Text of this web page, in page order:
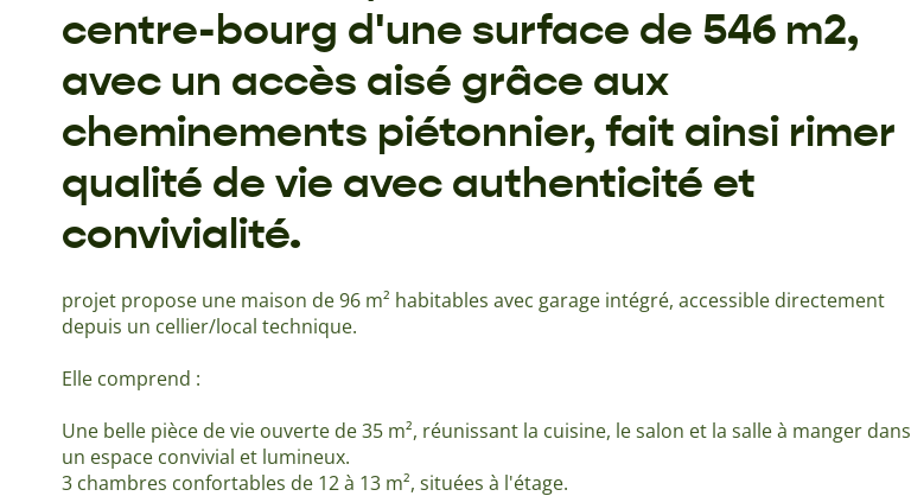
centre-bourg d'une surface de 546 m2,
avec un accès aisé grâce aux
cheminements piétonnier, fait ainsi rimer
qualité de vie avec authenticité et
convivialité.
projet propose une maison de 96 m² habitables avec garage intégré, accessible directement
depuis un cellier/local technique.
Elle comprend :
Une belle pièce de vie ouverte de 35 m², réunissant la cuisine, le salon et la salle à manger dans
un espace convivial et lumineux.
3 chambres confortables de 12 à 13 m², situées à l'étage.